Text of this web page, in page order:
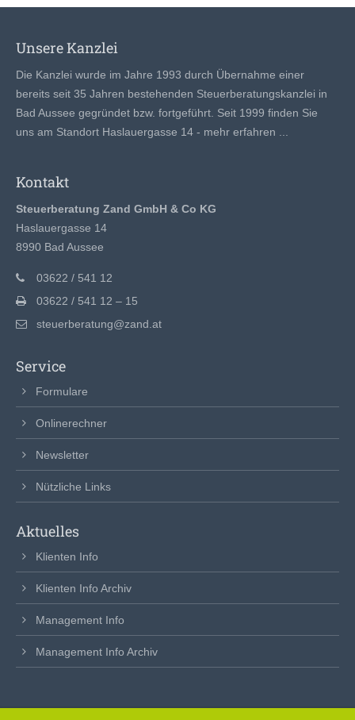
Unsere Kanzlei
Die Kanzlei wurde im Jahre 1993 durch Übernahme einer
bereits seit 35 Jahren bestehenden Steuerberatungskanzlei in
Bad Aussee gegründet bzw. fortgeführt. Seit 1999 finden Sie
uns am Standort Haslauergasse 14 - mehr erfahren ...
Kontakt
Steuerberatung Zand GmbH & Co KG
Haslauergasse 14
8990 Bad Aussee
03622 / 541 12
03622 / 541 12 – 15
steuerberatung@zand.at
Service
Formulare
Onlinerechner
Newsletter
Nützliche Links
Aktuelles
Klienten Info
Klienten Info Archiv
Management Info
Management Info Archiv